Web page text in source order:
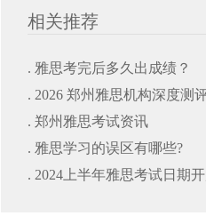
相关推荐
. 雅思考完后多久出成绩？
. 2026 郑州雅思机构深度测
避坑干货指南
. 郑州雅思考试资讯
. 雅思学习的误区有哪些?
. 2024上半年雅思考试日期